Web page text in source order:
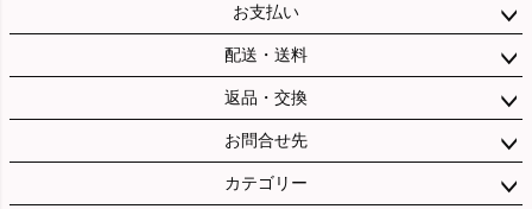
お支払い
配送・送料
返品・交換
お問合せ先
カテゴリー